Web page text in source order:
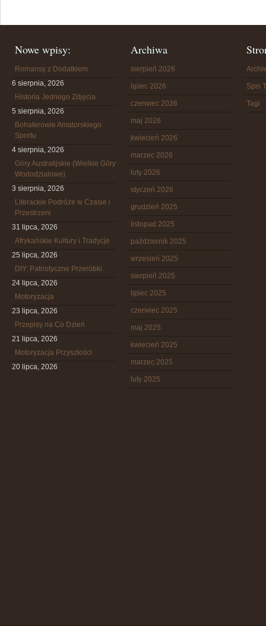
Nowe wpisy:
Romansy z Dodatkiem
6 sierpnia, 2026
Historia Jednego Zdjęcia
5 sierpnia, 2026
Bohaterowie Amatorskiego
Sportu
4 sierpnia, 2026
Góry Australijskie (Wielkie Góry
Wododziałowe)
3 sierpnia, 2026
Literackie Podróże w Czasie i
Przestrzeni
31 lipca, 2026
Afrykańskie Kultury i Tradycje
25 lipca, 2026
DIY: Patriotyczne Przeróbki
24 lipca, 2026
Motoryzacja
23 lipca, 2026
Przepisy na Co Dzień
21 lipca, 2026
Motoryzacja Przyszłości
20 lipca, 2026
Archiwa
sierpień 2026
lipiec 2026
czerwiec 2026
maj 2026
kwiecień 2026
marzec 2026
luty 2026
styczeń 2026
grudzień 2025
listopad 2025
październik 2025
wrzesień 2025
sierpień 2025
lipiec 2025
czerwiec 2025
maj 2025
kwiecień 2025
marzec 2025
luty 2025
Spis
Tagi